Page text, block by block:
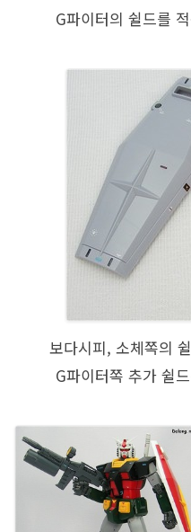
G파이터의 쉴드를
보다시피, 소체쪽의
G파이터쪽 추가 쉴